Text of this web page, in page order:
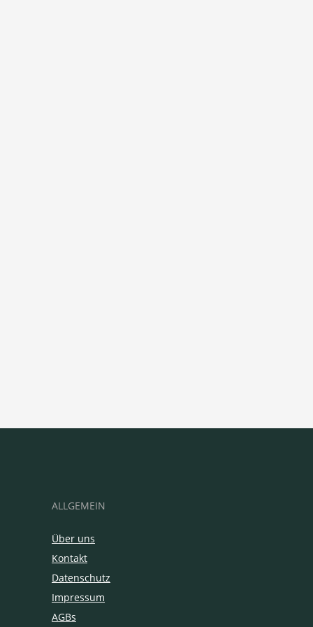
ALLGEMEIN
Über uns
Kontakt
Datenschutz
Impressum
AGBs